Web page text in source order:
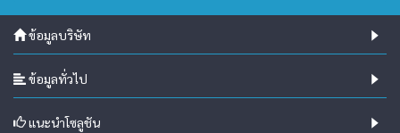
ข้อมูลบริษัท
ข้อมูลทั่วไป
แนะนำโซลูชัน